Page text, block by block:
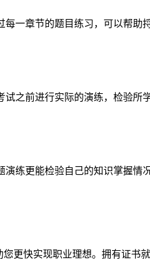
一章节的题目练习，可以帮助
之前进行实际的演练，检验所
练更能检验自己的知识掌握情
更快实现职业理想。拥有证